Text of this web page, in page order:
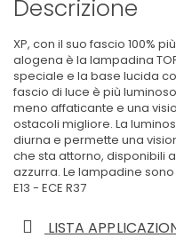
Descrizione
XP, con il suo fascio 100%
alogena è la lampadina
speciale e la base lucida
fascio di luce è più
meno affaticante e una
ostacoli migliore. La
diurna e permette una
che sta attorno, disponibili
azzurra. Le lampadine
E13 - ECE R37
LISTA